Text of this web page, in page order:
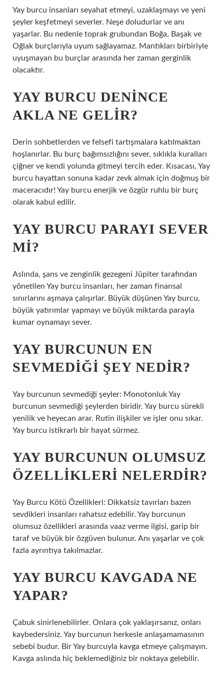
Yay burcu insanları seyahat etmeyi, uzaklaşmayı ve yeni
şeyler keşfetmeyi severler. Neşe doludurlar ve anı
yaşarlar. Bu nedenle toprak grubundan Boğa, Başak ve
Oğlak burçlarıyla uyum sağlayamaz. Mantıkları birbiriyle
uyuşmayan bu burçlar arasında her zaman gerginlik
olacaktır.
YAY BURCU DENINCE
AKLA NE GELIR?
Derin sohbetlerden ve felsefi tartışmalara katılmaktan
hoşlanırlar. Bu burç bağımsızlığını sever, sıklıkla kuralları
çiğner ve kendi yolunda gitmeyi tercih eder. Kısacası, Yay
burcu hayattan sonuna kadar zevk almak için doğmuş bir
maceracıdır! Yay burcu enerjik ve özgür ruhlu bir burç
olarak kabul edilir.
YAY BURCU PARAYI SEVER
MI?
Aslında, şans ve zenginlik gezegeni Jüpiter tarafından
yönetilen Yay burcu insanları, her zaman finansal
sınırlarını aşmaya çalışırlar. Büyük düşünen Yay burcu,
büyük yatırımlar yapmayı ve büyük miktarda parayla
kumar oynamayı sever.
YAY BURCUNUN EN
SEVMEDIĞI ŞEY NEDIR?
Yay burcunun sevmediği şeyler: Monotonluk Yay
burcunun sevmediği şeylerden biridir. Yay burcu sürekli
yenilik ve heyecan arar. Rutin ilişkiler ve işler onu sıkar.
Yay burcu istikrarlı bir hayat sürmez.
YAY BURCUNUN OLUMSUZ
ÖZELLIKLERI NELERDIR?
Yay Burcu Kötü Özellikleri: Dikkatsiz tavırları bazen
sevdikleri insanları rahatsız edebilir. Yay burcunun
olumsuz özellikleri arasında vaaz verme ilgisi, garip bir
taraf ve büyük bir özgüven bulunur. Anı yaşarlar ve çok
fazla ayrıntıya takılmazlar.
YAY BURCU KAVGADA NE
YAPAR?
Çabuk sinirlenebilirler. Onlara çok yaklaşırsanız, onları
kaybedersiniz. Yay burcunun herkesle anlaşamamasının
sebebi budur. Bir Yay burcuyla kavga etmeye çalışmayın.
Kavga aslında hiç beklemediğiniz bir noktaya gelebilir.